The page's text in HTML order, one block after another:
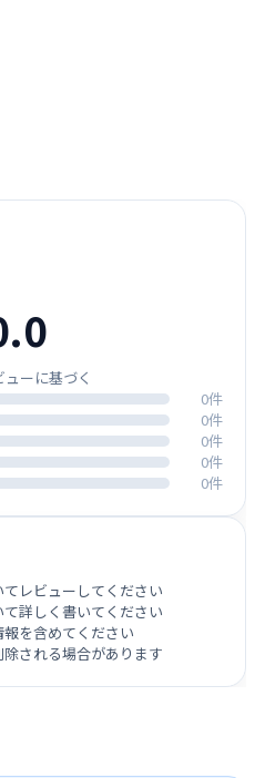
ーに基づく
0件
0件
0件
0件
0件
レビューしてください
詳しく書いてください
を含めてください
される場合があります